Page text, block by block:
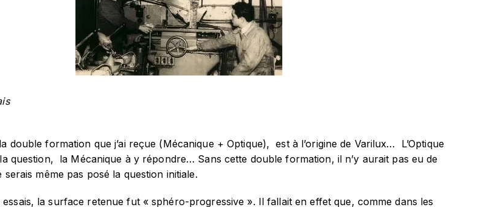
double formation que j’ai reçue (Mécanique + Optique), est à l’origine de Varilux… L’Optique
question, la Mécanique à y répondre… Sans cette double formation, il n’y aurait pas eu de
même pas posé la question initiale.
la surface retenue fut « sphéro-progressive ». Il fallait en effet que, comme dans les